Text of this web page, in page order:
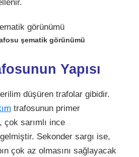
şematik görünümü
Yapısı
düşüren trafolar gibidir.
trafosunun primer
çok sarımlı ince
Sekonder sargı ise,
çok az olmasını sağlayacak